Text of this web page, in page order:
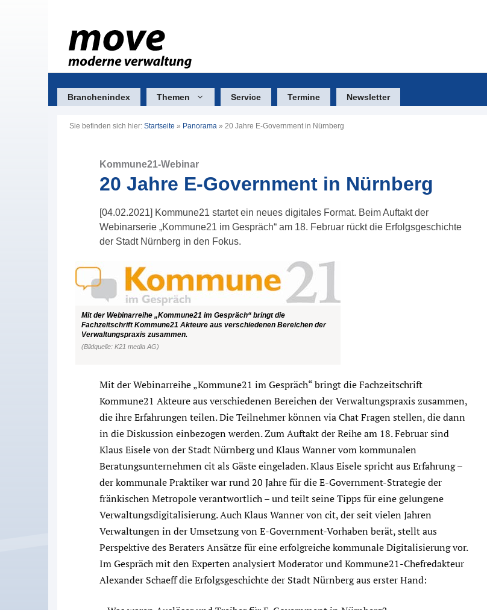
Branchenindex Themen Service Termine Newsletter
Sie befinden sich hier: Startseite » Panorama » 20 Jahre E-Government in Nürnberg
Kommune21-Webinar
20 Jahre E-Government in Nürnberg
[04.02.2021] Kommune21 startet ein neues digitales Format. Beim Auftakt der
Webinarserie „Kommune21 im Gespräch“ am 18. Februar rückt die Erfolgsgeschichte
der Stadt Nürnberg in den Fokus.
Mit der Webinarreihe „Kommune21 im Gespräch“ bringt die
Fachzeitschrift Kommune21 Akteure aus verschiedenen Bereichen der
Verwaltungspraxis zusammen.
(Bildquelle: K21 media AG)
Mit der Webinarreihe „Kommune21 im Gespräch“ bringt die Fachzeitschrift
Kommune21 Akteure aus verschiedenen Bereichen der Verwaltungspraxis zusammen,
die ihre Erfahrungen teilen. Die Teilnehmer können via Chat Fragen stellen, die dann
in die Diskussion einbezogen werden. Zum Auftakt der Reihe am 18. Februar sind
Klaus Eisele von der Stadt Nürnberg und Klaus Wanner vom kommunalen
Beratungsunternehmen cit als Gäste eingeladen. Klaus Eisele spricht aus Erfahrung –
der kommunale Praktiker war rund 20 Jahre für die E-Government-Strategie der
fränkischen Metropole verantwortlich – und teilt seine Tipps für eine gelungene
Verwaltungsdigitalisierung. Auch Klaus Wanner von cit, der seit vielen Jahren
Verwaltungen in der Umsetzung von E-Government-Vorhaben berät, stellt aus
Perspektive des Beraters Ansätze für eine erfolgreiche kommunale Digitalisierung vor.
Im Gespräch mit den Experten analysiert Moderator und Kommune21-Chefredakteur
Alexander Schaeff die Erfolgsgeschichte der Stadt Nürnberg aus erster Hand: